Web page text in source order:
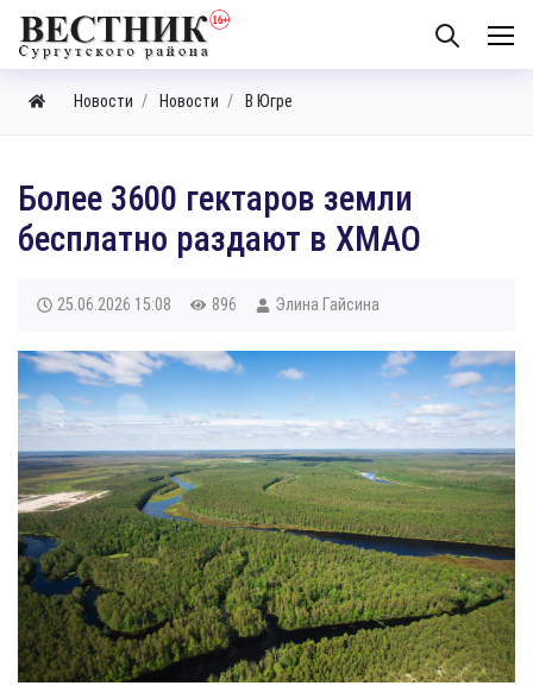
Новости Новости В Югре
Более 3600 гектаров земли
бесплатно раздают в ХМАО
25.06.2026 15:08 896 Элина Гайсина